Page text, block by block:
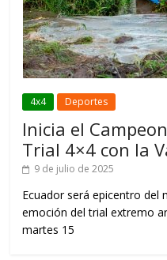
4x4 Deportes
Inicia el
Trial 4×4 con la
9 de julio de 2025
Ecuador será epicentro del
emoción del trial extremo
martes 15